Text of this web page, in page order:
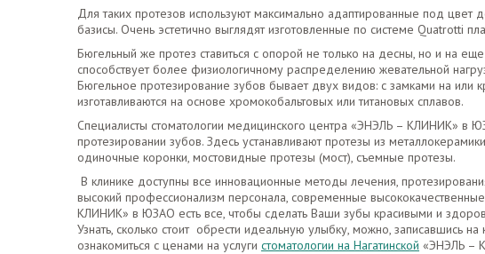
Для таких протезов используют максимально адаптированные под цвет
базисы. Очень эстетично выглядят изготовленные по системе Quatrotti
Бюгельный же протез ставиться с опорой не только на десны, но и на
способствует более физиологичному распределению жевательной
Бюгельное протезирование зубов бывает двух видов: с замками на или
изготавливаются на основе хромокобальтовых или титановых сплавов.
Специалисты стоматологии медицинского центра «ЭНЭЛЬ – КЛИНИК» в
протезировании зубов. Здесь устанавливают протезы из
одиночные коронки, мостовидные протезы (мост), съемные протезы.
В клинике доступны все инновационные методы лечения,
высокий профессионализм персонала, современные
КЛИНИК» в ЮЗАО есть все, чтобы сделать Ваши зубы красивыми и
Узнать, сколько стоит обрести идеальную улыбку, можно, записавшись
ознакомиться с ценами на услуги стоматологии на Нагатинской «ЭНЭЛЬ –